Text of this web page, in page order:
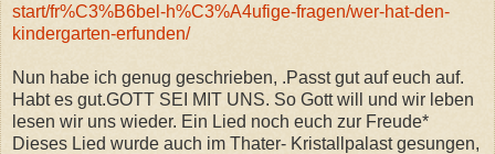
start/fr%C3%B6bel-h%C3%A4ufige-fragen/wer-hat-den-
kindergarten-erfunden/
Nun habe ich genug geschrieben, .Passt gut auf euch auf.
Habt es gut.GOTT SEI MIT UNS. So Gott will und wir leben
lesen wir uns wieder. Ein Lied noch euch zur Freude*
Dieses Lied wurde auch im Thater- Kristallpalast gesungen,